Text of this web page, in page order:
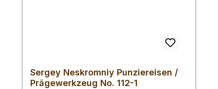
Sergey Neskromniy Punziereisen /
Prägewerkzeug No. 112-1